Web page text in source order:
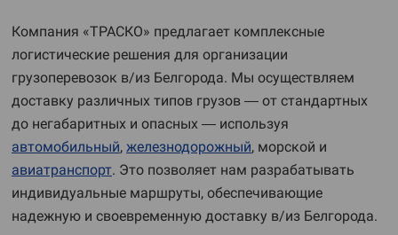
Компания «ТРАСКО» предлагает комплексные
логистические решения для организации
грузоперевозок в/из Белгорода. Мы осуществляем
доставку различных типов грузов — от стандартных
до негабаритных и опасных — используя
автомобильный, железнодорожный, морской и
авиатранспорт. Это позволяет нам разрабатывать
индивидуальные маршруты, обеспечивающие
надежную и своевременную доставку в/из Белгорода.